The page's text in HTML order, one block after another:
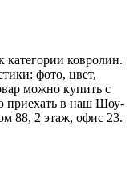
категории ковролин.
фото, цвет,
можно купить с
приехать в наш Шоу-
88, 2 этаж, офис 23.